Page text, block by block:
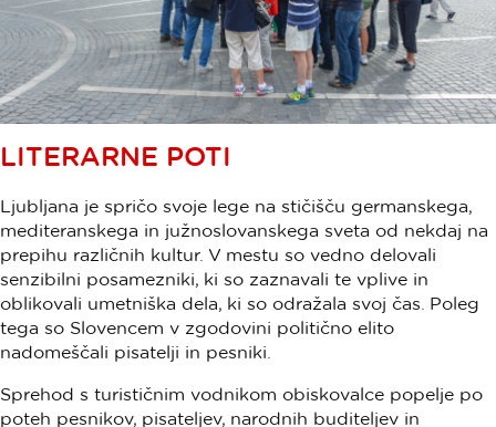
LITERARNE POTI
Ljubljana je spričo svoje lege na stičišču germanskega,
mediteranskega in južnoslovanskega sveta od nekdaj na
prepihu različnih kultur. V mestu so vedno delovali
senzibilni posamezniki, ki so zaznavali te vplive in
oblikovali umetniška dela, ki so odražala svoj čas. Poleg
tega so Slovencem v zgodovini politično elito
nadomeščali pisatelji in pesniki.
Sprehod s turističnim vodnikom obiskovalce popelje po
poteh pesnikov, pisateljev, narodnih buditeljev in